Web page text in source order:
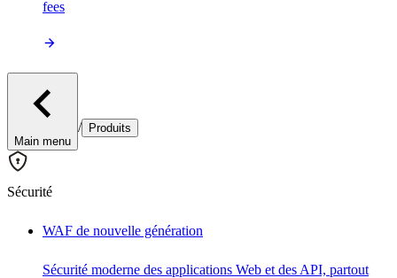
fees
Main menu
/ Produits
Sécurité
WAF de nouvelle génération
Sécurité moderne des applications Web et des API, partout